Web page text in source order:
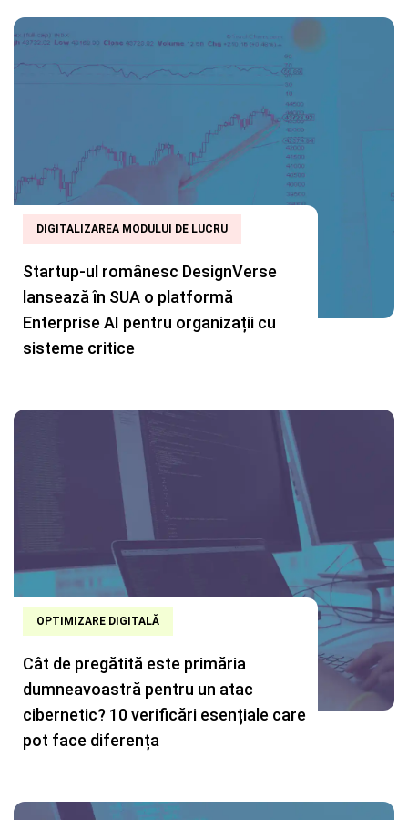
DIGITALIZAREA MODULUI DE LUCRU
Startup-ul românesc DesignVerse
lansează în SUA o platformă
Enterprise AI pentru organizații cu
sisteme critice
OPTIMIZARE DIGITALĂ
Cât de pregătită este primăria
dumneavoastră pentru un atac
cibernetic? 10 verificări esențiale care
pot face diferența